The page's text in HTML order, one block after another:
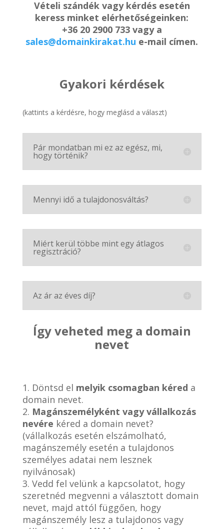
Vételi szándék vagy kérdés esetén
keress minket elérhetőségeinken:
+36 20 2900 733 vagy a
sales@domainkirakat.hu e-mail címen.
Gyakori kérdések
(kattints a kérdésre, hogy meglásd a választ)
Pár mondatban mi ez az egész, mi,
hogy történik?
Mennyi idő a tulajdonosváltás?
Miért kerül többe mint egy átlagos
regisztráció?
Az ár az éves díj?
Így veheted meg a domain
nevet
1. Döntsd el melyik csomagban kéred a
domain nevet.
2. Magánszemélyként vagy vállalkozás
nevére kéred a domain nevet?
(vállalkozás esetén elszámolható,
magánszemély esetén a tulajdonos
személyes adatai nem lesznek
nyilvánosak)
3. Vedd fel velünk a kapcsolatot, hogy
szeretnéd megvenni a választott domain
nevet, majd attól függően, hogy
magánszemély lesz a tulajdonos vagy